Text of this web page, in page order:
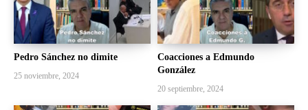
Pedro Sánchez no dimite
25 noviembre, 2024
Coacciones a Edmundo
González
20 septiembre, 2024